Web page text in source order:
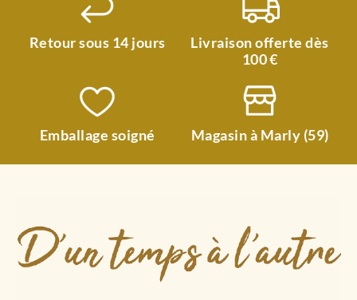
Retour sous 14 jours
Livraison offerte dès
100 €
Emballage soigné Magasin à Marly (59)